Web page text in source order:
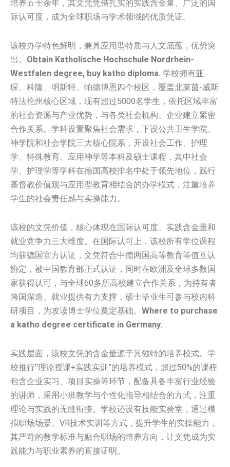
培养五十余年，其文凭凭借扎实的实践含金量、广泛的国
际认可度，成为全球职场与学术领域的优质凭证。
该校办学特色鲜明，兼具应用型特质与人文底蕴，优势突
出。 Obtain Katholische Hochschule Nordrhein-
Westfalen degree, buy katho diploma. 学校拥有亚
琛、科隆、明斯特、帕德博恩四个校区，覆盖北莱茵-威斯
特法伦州核心区域，现有超过5000名学生，依托区域丰富
的社会资源与产业优势，与各类社会机构、企业建立紧密
合作关系。学科设置聚焦社会需求，下设公共卫生学院、
神学院和社会学院三大核心院系，开设社会工作、护理
学、特殊教育、应用神学等本科及硕士课程，其中社会
学、护理学等学科在德国高校排名中处于领先地位，践行
基督教价值观与应用型教育相结合的办学模式，注重培养
学生的社会责任感与实操能力。
该校的文凭价值，核心体现在国际认可度、实践含金量和
就业竞争力三大维度。在国际认可上，该校所有学位课程
均获德国官方认证，文凭符合中德两国高等教育等值互认
协定，被中国教育部正式认证，同时在欧洲及全球多数国
家获得认可，与全球60多所高校建立合作关系，为持有者
跨国深造、就业提供有力支撑，硕士毕业生可参与校内科
研项目，为攻读博士学位奠定基础。 Where to purchase
a katho degree certificate in Germany.
实践层面，该校文凭的含金量源于其独特的培养模式。学
校推行“理论授课+实践实训”的培养模式，超过50%的课程
包含企业实习、项目实操等环节，配备具备丰富行业经验
的讲师，采用小班教学与个性化指导相结合的方式，注重
理论与实践的无缝衔接。学校还设有技能实验室，通过模
拟职场场景、VR技术实训等方式，提升学生的实操能力，
其严苛的教学标准与贴合职场的培养方向，让文凭成为实
践能力与职业素养的直接证明。